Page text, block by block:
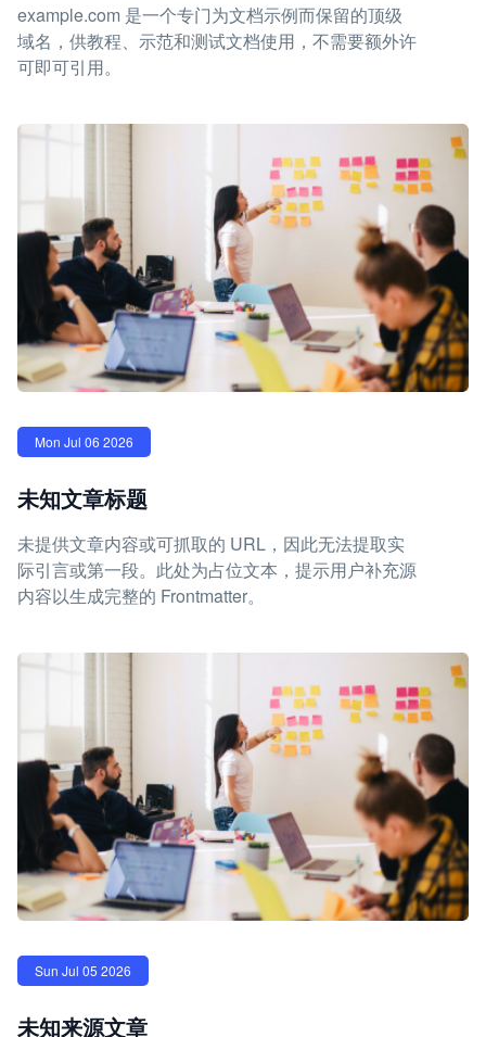
example.com 是一个专门为文档示例而保留的顶级
域名，供教程、示范和测试文档使用，不需要额外许
可即可引用。
Mon Jul 06 2026
未知文章标题
未提供文章内容或可抓取的 URL，因此无法提取实
际引言或第一段。此处为占位文本，提示用户补充源
内容以生成完整的 Frontmatter。
Sun Jul 05 2026
未知来源文章